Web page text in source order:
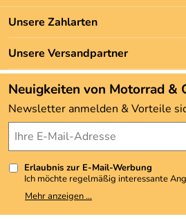
Batteriegesetz
Newsletter
Zahlung und Versand
Unsere Bestseller
Marken
Neu
Angebote
Kundenbewertungen (3.492)
4,9/5*****
Unsere Zahlarten
Unsere Versandpartner
Neuigkeiten von Motorrad &
Newsletter anmelden & Vorteile
Erlaubnis zur E-Mail-Werbung
Ich möchte regelmäßig interessante
Meine E-Mail-Adresse wird nicht an
weitergegeben. Zu statistischen
Mehr anzeigen ...